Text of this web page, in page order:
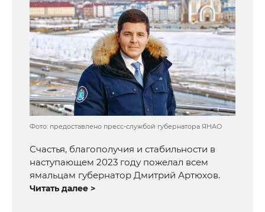
Фото: предоставлено пресс-службой губернатора ЯНАО
Счастья, благополучия и стабильности в
наступающем 2023 году пожелал всем
ямальцам губернатор Дмитрий Артюхов.
Читать далее >